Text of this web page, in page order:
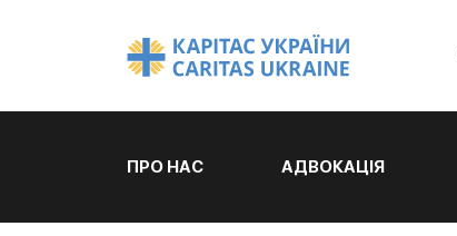
ПРО НАС АДВОКАЦІЯ